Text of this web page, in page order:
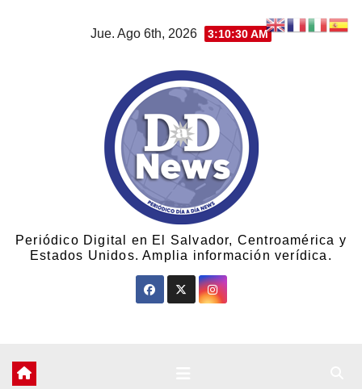
Jue. Ago 6th, 2026 3:10:31 AM
Periódico Digital en El Salvador, Centroamérica y
Estados Unidos. Amplia información verídica.